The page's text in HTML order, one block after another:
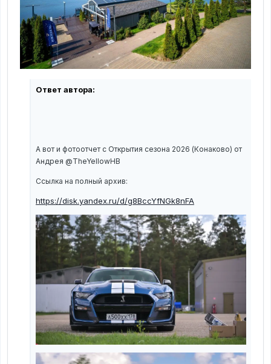
Ответ автора:
А вот и фотоотчет с Открытия сезона 2026 (Конаково) от
Андрея @TheYellowHB
Ссылка на полный архив:
https://disk.yandex.ru/d/g8BccYfNGk8nFA